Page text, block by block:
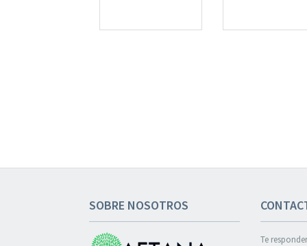
SOBRE NOSOTROS
Te